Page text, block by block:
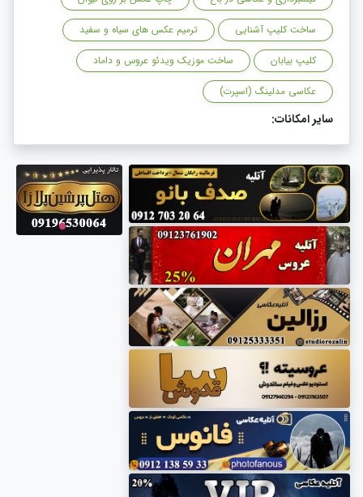
ساخت کلیپ آشنایی
ترمیم عکس های سیاه و سفید
کلیپ بیابان
ساخت موزیک ویدئو عروس و داماد
عکاسی مدلینگ (اسپرت)
سایر امکانات: